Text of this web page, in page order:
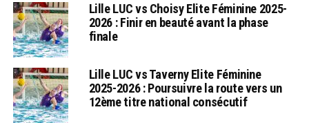
Lille LUC vs Choisy Elite Féminine 2025-
2026 : Finir en beauté avant la phase
finale
Lille LUC vs Taverny Elite Féminine
2025-2026 : Poursuivre la route vers un
12ème titre national consécutif